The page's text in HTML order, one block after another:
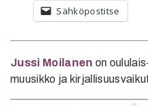
Sähköpostitse
Jussi Moilanen on
muusikko ja